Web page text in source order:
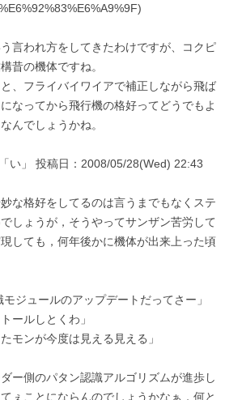
言われ方をしてきたわけですが、コクピ
昔の機体ですね。
、フライバイワイアで補正しながら飛ば
なってから飛行機の格好ってどうでもよ
んでしょうかね。
い」 投稿日：2008/05/28(Wed) 22:43
な格好をしてるのは言うまでもなくステ
しょうが，そうやってサンザン苦労して
しても，何年後かに機体が出来上った頃
モジュールのアップデートだってさー」
ールしとくわ」
モンが今度は見える見える」
ー側のパタン認識アルゴリズムが進歩し
ぇことにならんのでしょうかなぁ．何と